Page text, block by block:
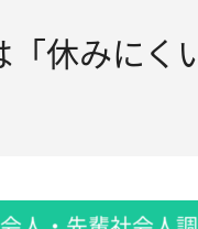
休みにく